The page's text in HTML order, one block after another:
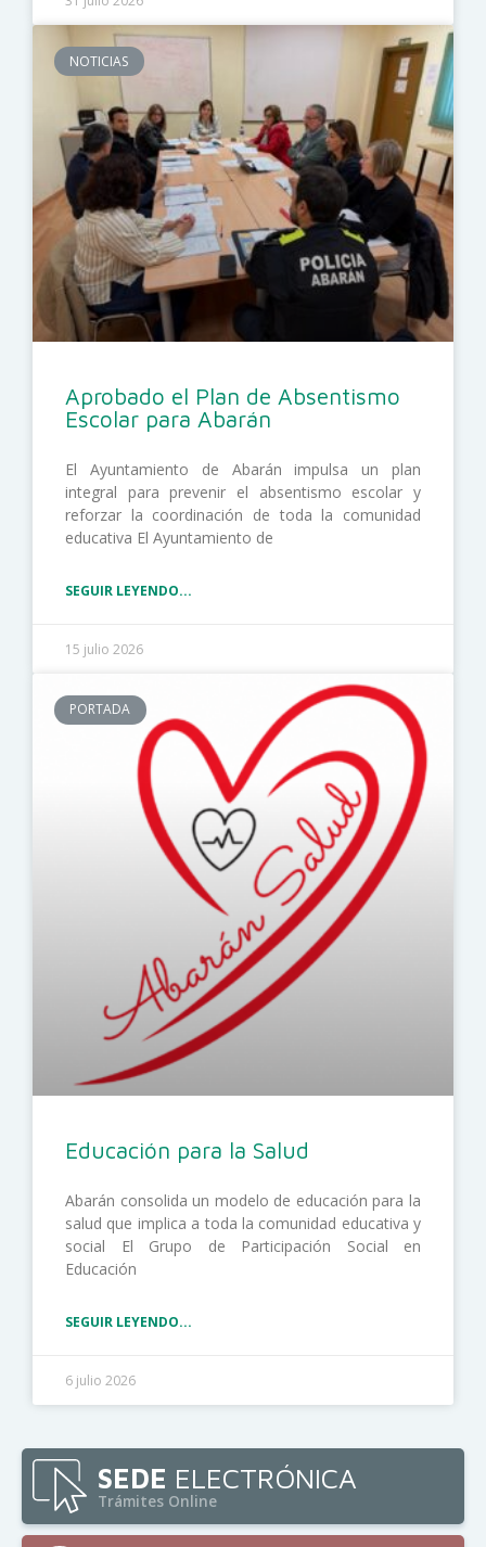
NOTICIAS
Aprobado el Plan de Absentismo
Escolar para Abarán
El Ayuntamiento de Abarán impulsa un plan
integral para prevenir el absentismo escolar y
reforzar la coordinación de toda la comunidad
educativa El Ayuntamiento de
SEGUIR LEYENDO...
15 julio 2026
PORTADA
Educación para la Salud
Abarán consolida un modelo de educación para la
salud que implica a toda la comunidad educativa y
social El Grupo de Participación Social en
Educación
SEGUIR LEYENDO...
6 julio 2026
SEDE ELECTRÓNICA
Trámites Online